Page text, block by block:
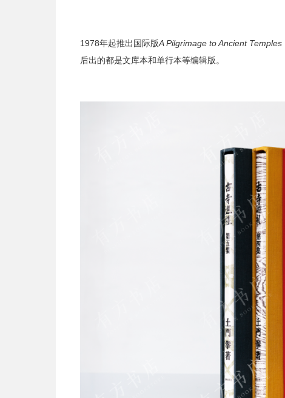
1978年起推出国际版A Pilgrimage to Ancient Temples
后出的都是文库本和单行本等编辑版。